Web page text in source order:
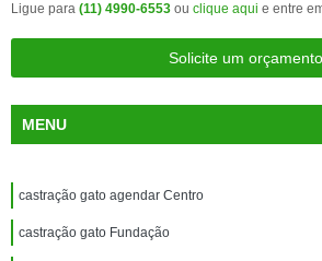
Ligue para (11) 4990-6553 ou clique aqui e entre
Solicite um orçamento
MENU
castração gato agendar Centro
castração gato Fundação